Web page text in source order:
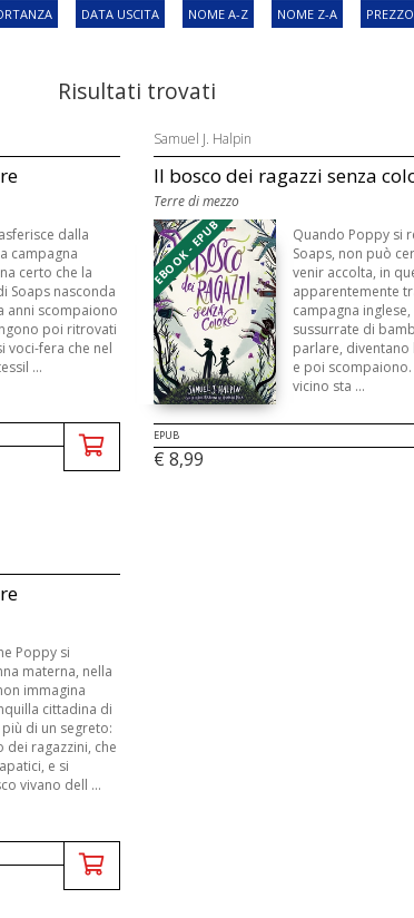
DATA USCITA NOME A-Z NOME Z-A
Risultati trovati
dalla
campagna
certo che la
Soaps nasconda
anni scompaiono
poi ritrovati
voci-fera che nel
...
Samuel J. Halpin
Il bosco dei ragazzi senza
Terre di mezzo
EBOOK - EPUB
Quando Poppy si
Soaps, non può
venir accolta, in
apparentemente
campagna
sussurrate di
parlare,
e poi scompaiono.
vicino sta ...
EPUB
€ 8,99
Poppy si
materna, nella
immagina
cittadina di
di un segreto:
dei ragazzini, che
e si
vivano dell ...